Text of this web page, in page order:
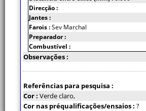
Direcção :
Jantes :
Farois :Sev Marchal
Preparador :
Combustível :
Observações :
Referências para pesquisa :
Cor : Verde claro,
Cor nas préqualificações/ensaios : ?